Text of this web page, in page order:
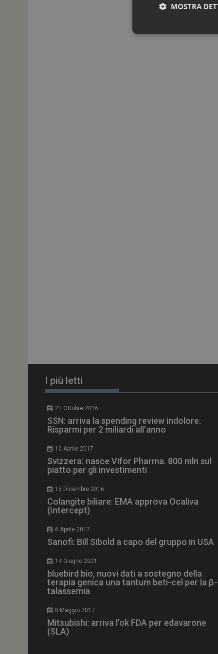
I più letti
21 Ottobre 2016
SSN: arriva la spending review indolore.
Risparmi per 2 miliardi all’anno
10 Aprile 2017
Svizzera: nasce Vifor Pharma. 800 mln sul
piatto per gli investimenti
15 Dicembre 2016
Colangite biliare: EMA approva Ocaliva
(Intercept)
6 Aprile 2017
Sanofi: Bill Sibold a capo del gruppo in USA
14 Giugno 2021
bluebird bio, nuovi dati a sostegno della
terapia genica una tantum beti-cel per la β-
talassemia
8 Maggio 2017
Mitsubishi: arriva l’ok FDA per edavarone
(SLA)
MOSTRA
I cookie necessari
_ga_Z2VT792F98
ironfish-tracking-
NOME
__Secure-
tracking-sites-
tracking-named-
__Secure-YNID